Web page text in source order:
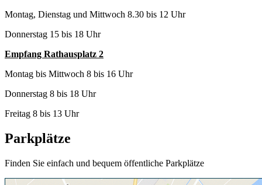
Montag, Dienstag und Mittwoch 8.30 bis 12 Uhr
Donnerstag 15 bis 18 Uhr
Empfang Rathausplatz 2
Montag bis Mittwoch 8 bis 16 Uhr
Donnerstag 8 bis 18 Uhr
Freitag 8 bis 13 Uhr
Parkplätze
Finden Sie einfach und bequem öffentliche Parkplätze